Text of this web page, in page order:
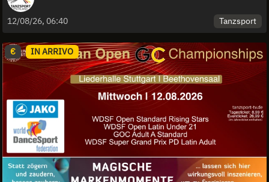
12/08/26, 06:40 Tanzsport
€ IN ARRIVO